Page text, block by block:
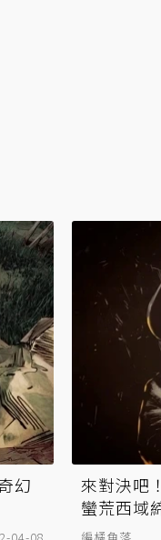
幻
04-08
來對決吧
蠻荒西域
編橘角落